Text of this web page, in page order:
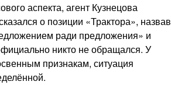
аспекта, агент Кузнецова
о позиции «Трактора», назвав
ради предложения» и
никто не обращался. У
признакам, ситуация